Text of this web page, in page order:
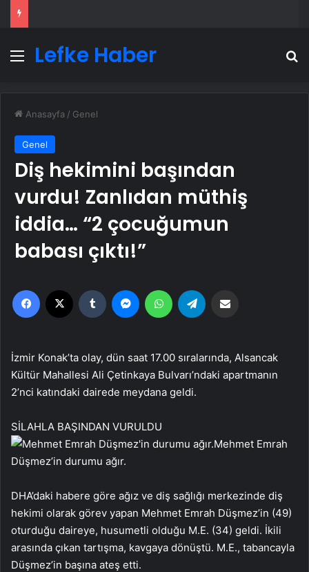
Menü
Lefke Haber
Anasayfa / Genel
Genel
Diş hekimini başından
vurdu! Zanlıdan müthiş
iddia… “2 çocuğumun
babası çıktı!”
Facebook Tumblr MessengerWhatsApp
İzmir Konak’ta olay, dün saat 17.00 sıralarında, Alsancak
Kültür Mahallesi Ali Çetinkaya Bulvarı’ndaki apartmanın
2’nci katındaki dairede meydana geldi.
SİLAHLA BAŞINDAN VURULDU
Mehmet Emrah
Düşmez’in durumu ağır.
DHA’daki habere göre ağız ve diş sağlığı merkezinde diş
hekimi olarak görev yapan Mehmet Emrah Düşmez’in (49)
oturduğu daireye, husumetli olduğu M.E. (34) geldi. İkili
arasında çıkan tartışma, kavgaya dönüştü. M.E., tabancayla
Düşmez’in başına ateş etti.